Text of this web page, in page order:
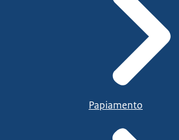
Papiamento